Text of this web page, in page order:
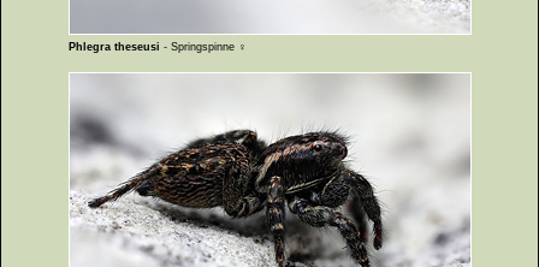
Phlegra theseusi - Springspinne ♀